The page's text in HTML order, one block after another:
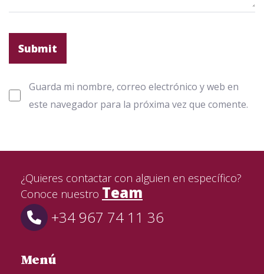
Guarda mi nombre, correo electrónico y web en
este navegador para la próxima vez que comente.
¿Quieres contactar con alguien en específico?
Conoce nuestro Team
+34 967 74 11 36
Menú